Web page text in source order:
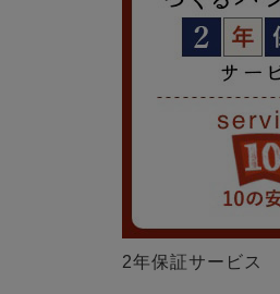
2年保証サービス